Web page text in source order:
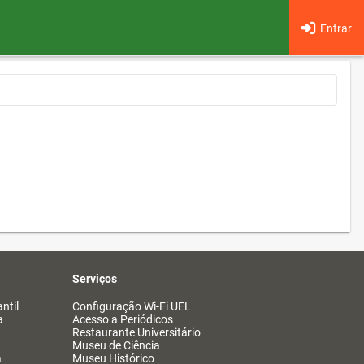
Entrar
Serviços
Configuração Wi-Fi UEL
Acesso a Periódicos
Restaurante Universitário
Museu de Ciência
Museu Histórico